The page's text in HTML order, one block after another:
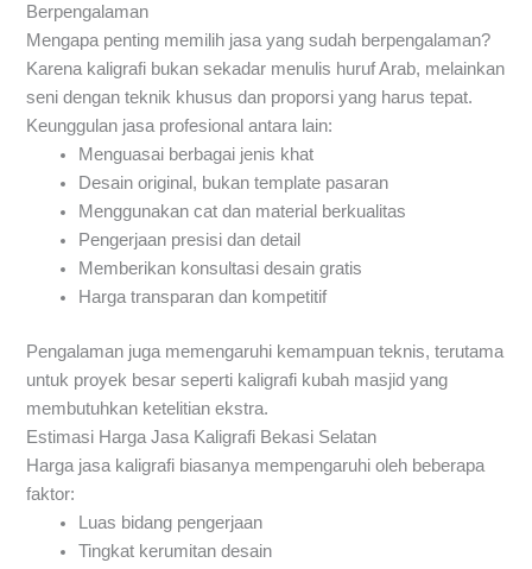
Berpengalaman
Mengapa penting memilih jasa yang sudah berpengalaman?
Karena kaligrafi bukan sekadar menulis huruf Arab, melainkan
seni dengan teknik khusus dan proporsi yang harus tepat.
Keunggulan jasa profesional antara lain:
Menguasai berbagai jenis khat
Desain original, bukan template pasaran
Menggunakan cat dan material berkualitas
Pengerjaan presisi dan detail
Memberikan konsultasi desain gratis
Harga transparan dan kompetitif
Pengalaman juga memengaruhi kemampuan teknis, terutama
untuk proyek besar seperti kaligrafi kubah masjid yang
membutuhkan ketelitian ekstra.
Estimasi Harga Jasa Kaligrafi Bekasi Selatan
Harga jasa kaligrafi biasanya mempengaruhi oleh beberapa
faktor:
Luas bidang pengerjaan
Tingkat kerumitan desain